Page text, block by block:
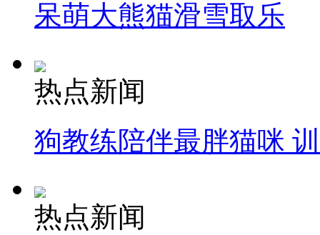
呆萌大熊猫滑雪取乐
热点新闻
狗教练陪伴最胖猫咪
热点新闻